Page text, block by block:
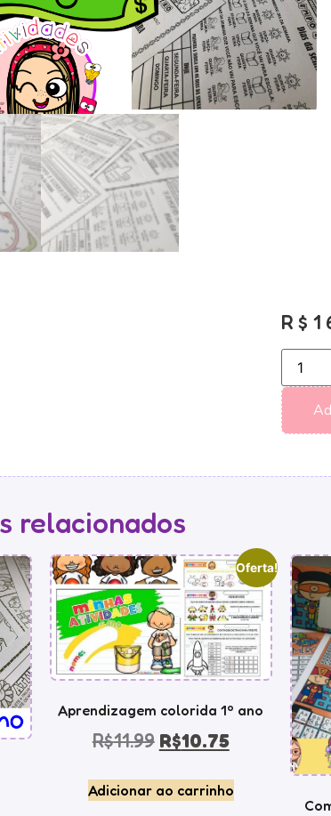
R$
relacionados
Oferta!
Aprendizagem colorida 1º ano
R$11.99 R$10.75
Adicionar ao carrinho